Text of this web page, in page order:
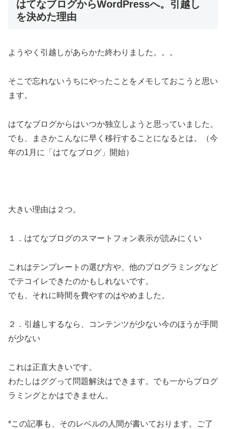
はてなブログからWordPressへ。引越し
を決めた理由
ようやく引越しがあらかた終わりました。。。
そこで忘れないうちにやったことをメモしておこうと思い
ます。
はてなブログからはいつか独立しようと思っていました。
でも、まさかこんなに早く移行することになるとは。（今
年の1月に「はてなブログ」開始）
大きい理由は２つ。
１．はてなブログのスマートフォン表示が読みにくい
これはテンプレートの選び方や、他のプログラミングなど
でテコイレできたのかもしれないです。
でも、それに時間を費やすのはやめました。
２．引越しするなら、コンテンツが少ない今のほうが手間
が少ない
これは正直大きいです。
わたしはググって問題解決はできます。でも一からプログ
ラミングとかはできません。
*この記事も、そのレベルの人間が書いております。ご了